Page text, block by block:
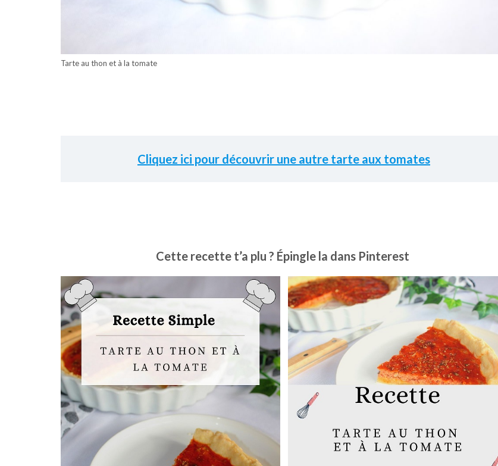
Tarte au thon et à la tomate
Cliquez ici pour découvrir une autre tarte aux tomates
Cette recette t’a plu ? Épingle la dans Pinterest